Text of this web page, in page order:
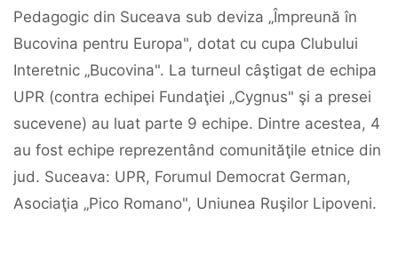
Pedagogic din Suceava sub deviza „Împreună în
Bucovina pentru Europa", dotat cu cupa Clubului
Interetnic „Bucovina". La turneul câştigat de echipa
UPR (contra echipei Fundaţiei „Cygnus" şi a presei
sucevene) au luat parte 9 echipe. Dintre acestea, 4
au fost echipe reprezentând comunităţile etnice din
jud. Suceava: UPR, Forumul Democrat German,
Asociaţia „Pico Romano", Uniunea Ruşilor Lipoveni.